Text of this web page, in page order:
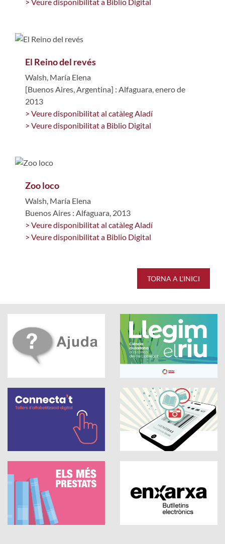
El Reino del revés
Walsh, María Elena
[Buenos Aires, Argentina] : Alfaguara, enero de
2013
> Veure disponibilitat al catàleg Aladí
> Veure disponibilitat a Biblio Digital
Zoo loco
Walsh, María Elena
Buenos Aires : Alfaguara, 2013
> Veure disponibilitat al catàleg Aladí
> Veure disponibilitat a Biblio Digital
TORNA A L'INICI